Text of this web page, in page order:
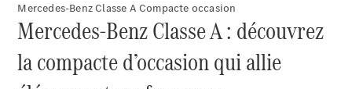
Mercedes-Benz Classe A Compacte occasion
Mercedes-Benz Classe A : découvrez
la compacte d’occasion qui allie